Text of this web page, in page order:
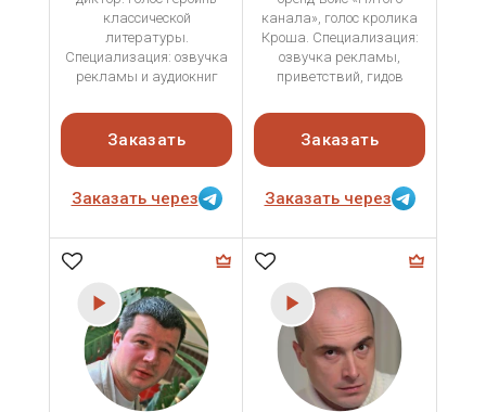
классической
литературы.
Специализация: озвучка
рекламы и аудиокниг
Заказать
Заказать через
канала», голос кролика
Кроша. Специализация:
озвучка рекламы,
приветствий, гидов
Заказать
Заказать через